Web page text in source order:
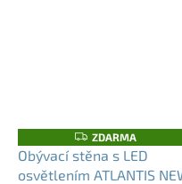
Z
D
A
R
ZDARMA
Obývací stěna s LED
osvětlením ATLANTIS